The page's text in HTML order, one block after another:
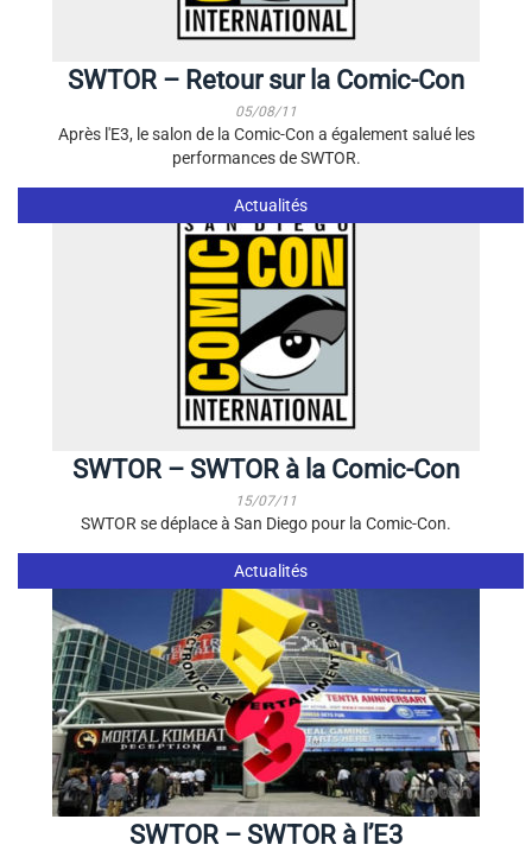
SWTOR – Retour sur la Comic-Con
05/08/11
Après l'E3, le salon de la Comic-Con a également salué les
performances de SWTOR.
Actualités
SWTOR – SWTOR à la Comic-Con
15/07/11
SWTOR se déplace à San Diego pour la Comic-Con.
Actualités
SWTOR – SWTOR à l’E3